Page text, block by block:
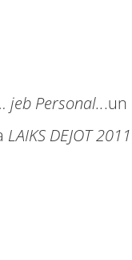
jeb Personal...un
LAIKS DEJOT 2011